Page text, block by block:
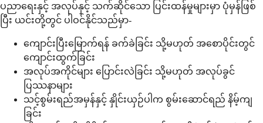
ပညာရေးနှင့် အလုပ်နှင့် သက်ဆိုင်သော ပြင်းထန်မှုများမှာ ပုံမှန်ဖြစ်
ပြီး ယင်းတို့တွင် ပါဝင်နိုင်သည်မှာ-
ကျောင်းပြီးမြောက်ရန် ခက်ခဲခြင်း သို့မဟုတ် အစောပိုင်းတွင်
ကျောင်းထွက်ခြင်း
အလုပ်အကိုင်များ ပြောင်းလဲခြင်း သို့မဟုတ် အလုပ်ခွင်
ပြဿနာများ
သင့်စွမ်းရည်အမှန်နှင့် နှိုင်းယှဉ်ပါက စွမ်းဆောင်ရည် နိမ့်ကျ
ခြင်း